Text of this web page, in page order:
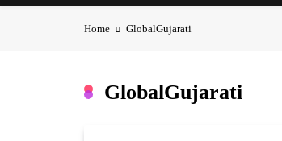
Home GlobalGujarati
GlobalGujarati